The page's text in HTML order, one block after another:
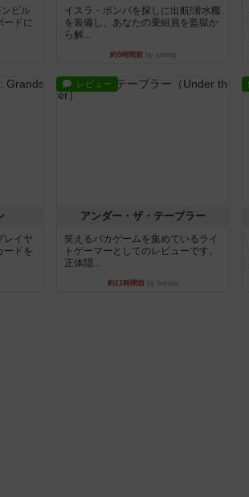
ビル
ードに
イスラ・ボンバを探しに出航!潜水艦
を装備し、あなたの乗組員を監獄か
ら解...
約5時間前 by jurong
レイヤ
ードを
レビュー
アンダー・ザ・テーブラー
笑えるバカゲームを集めているライ
トゲーマーとしてのレビューです。
正体隠...
約11時間前 by toyota